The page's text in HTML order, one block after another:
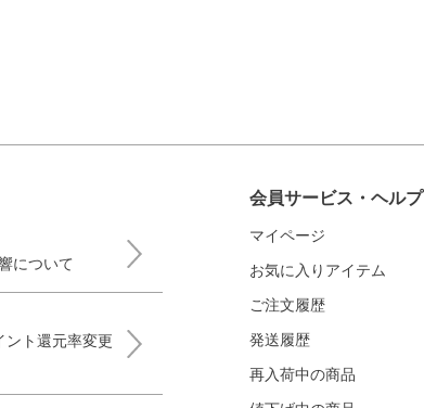
について
ント還元率変更
会員サービス・ヘルプ
マイページ
お気に入りアイテム
ご注文履歴
発送履歴
再入荷中の商品